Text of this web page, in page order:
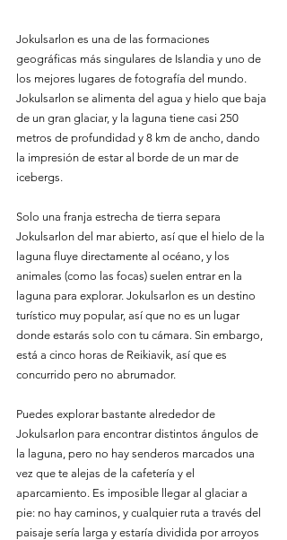
Jokulsarlon es una de las formaciones
geográficas más singulares de Islandia y uno de
los mejores lugares de fotografía del mundo.
Jokulsarlon se alimenta del agua y hielo que baja
de un gran glaciar, y la laguna tiene casi 250
metros de profundidad y 8 km de ancho, dando
la impresión de estar al borde de un mar de
icebergs.
Solo una franja estrecha de tierra separa
Jokulsarlon del mar abierto, así que el hielo de la
laguna fluye directamente al océano, y los
animales (como las focas) suelen entrar en la
laguna para explorar. Jokulsarlon es un destino
turístico muy popular, así que no es un lugar
donde estarás solo con tu cámara. Sin embargo,
está a cinco horas de Reikiavik, así que es
concurrido pero no abrumador.
Puedes explorar bastante alrededor de
Jokulsarlon para encontrar distintos ángulos de
la laguna, pero no hay senderos marcados una
vez que te alejas de la cafetería y el
aparcamiento. Es imposible llegar al glaciar a
pie: no hay caminos, y cualquier ruta a través del
paisaje sería larga y estaría dividida por arroyos